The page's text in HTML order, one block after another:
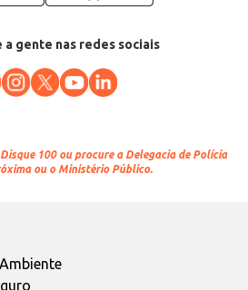
a gente nas redes sociais
100 ou procure a Delegacia de Polícia
ou o Ministério Público.